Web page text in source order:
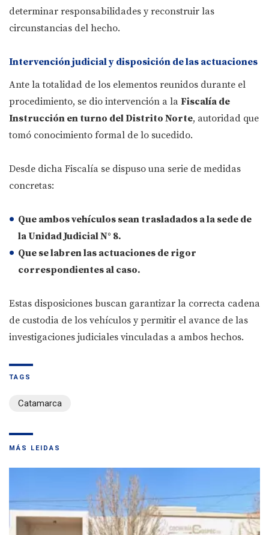
determinar responsabilidades y reconstruir las
circunstancias del hecho.
Intervención judicial y disposición de las actuaciones
Ante la totalidad de los elementos reunidos durante el
procedimiento, se dio intervención a la Fiscalía de
Instrucción en turno del Distrito Norte, autoridad que
tomó conocimiento formal de lo sucedido.
Desde dicha Fiscalía se dispuso una serie de medidas
concretas:
Que ambos vehículos sean trasladados a la sede de
la Unidad Judicial N° 8.
Que selabren las actuaciones de rigor
correspondientes al caso.
Estas disposiciones buscan garantizar la correcta cadena
de custodia de los vehículos y permitir el avance de las
investigaciones judiciales vinculadas a ambos hechos.
TAGS
Catamarca
MÁS LEIDAS